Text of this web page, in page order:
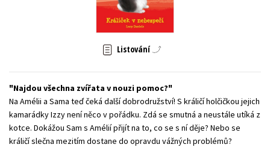
Zahraniční literatura
Všechny tituly
Listování
Najdou všechna zvířata v nouzi pomoc?
Na Amélii a Sama teď čeká další dobrodružství! S králičí holčičkou jejich
kamarádky Izzy není něco v pořádku. Zdá se smutná a neustále utíká z
kotce. Dokážou Sam s Amélií přijít na to, co se s ní děje? Nebo se
králičí slečna mezitím dostane do opravdu vážných problémů?